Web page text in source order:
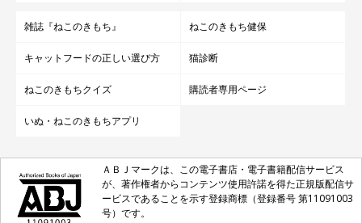
雑誌『ねこのきもち』 ねこのきもち健保
キャットフードの正しい選び方 猫診断
ねこのきもちクイズ 購読者専用ページ
いぬ・ねこのきもちアプリ
ＡＢＪマークは、この電子書店・電子書籍配信サービス
が、著作権者からコンテンツ使用許諾を得た正規版配信サ
ービスであることを示す登録商標（登録番号 第11091003
号）です。